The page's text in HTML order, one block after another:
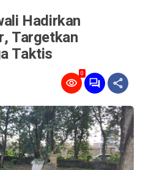
Hadirkan
Targetkan
Taktis
0